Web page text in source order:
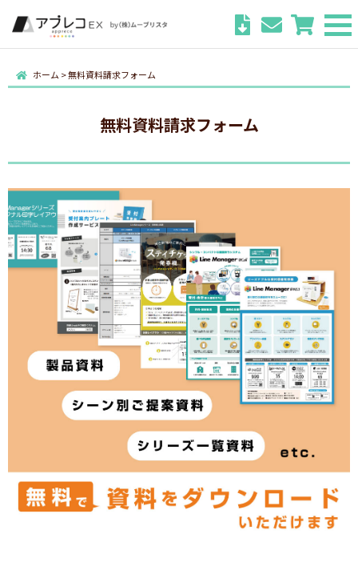
ホーム >無料資料請求フォーム
無料資料請求フォーム